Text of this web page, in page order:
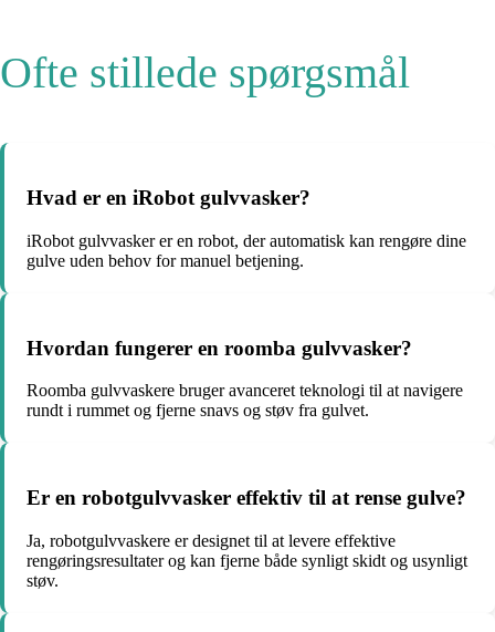
Ofte stillede spørgsmål
Hvad er en iRobot gulvvasker?
iRobot gulvvasker er en robot, der automatisk kan rengøre dine
gulve uden behov for manuel betjening.
Hvordan fungerer en roomba gulvvasker?
Roomba gulvvaskere bruger avanceret teknologi til at navigere
rundt i rummet og fjerne snavs og støv fra gulvet.
Er en robotgulvvasker effektiv til at rense gulve?
Ja, robotgulvvaskere er designet til at levere effektive
rengøringsresultater og kan fjerne både synligt skidt og usynligt
støv.